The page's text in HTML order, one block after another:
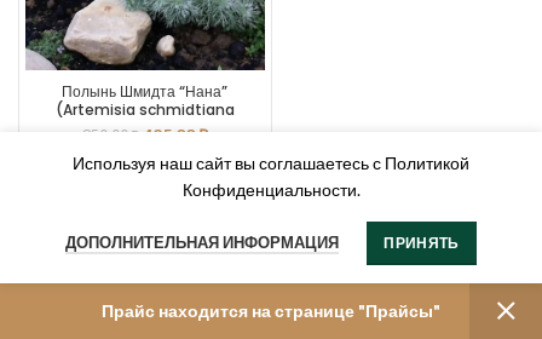
Полынь Шмидта “Нана”
(Artemisia schmidtiana
“Nana”)
850,00 ₽ 425,00 ₽
Прайс находится на странице "Прайсы"
Используя наш сайт вы соглашаетесь с Политикой
Конфиденциальности.
ДОПОЛНИТЕЛЬНАЯ ИНФОРМАЦИЯ ПРИНЯТЬ